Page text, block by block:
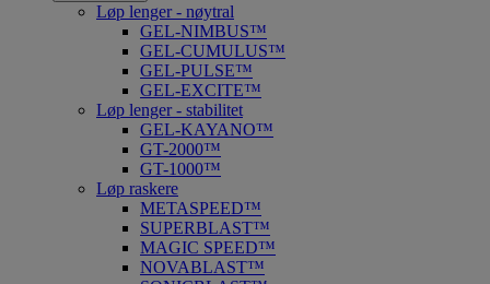
Løp lenger - nøytral
GEL-NIMBUS™
GEL-CUMULUS™
GEL-PULSE™
GEL-EXCITE™
Løp lenger - stabilitet
GEL-KAYANO™
GT-2000™
GT-1000™
Løp raskere
METASPEED™
SUPERBLAST™
MAGIC SPEED™
NOVABLAST™